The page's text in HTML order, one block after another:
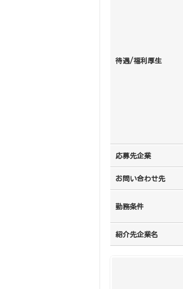
待遇/福利厚生
応募先企業
お問い合わせ先
勤務条件
紹介先企業名